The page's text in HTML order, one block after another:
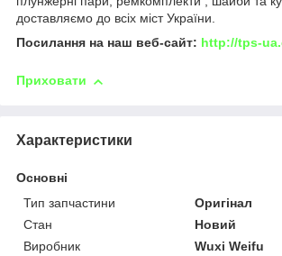
доставляємо до всіх міст України.
Посилання на наш веб-сайт: http://tps-
Приховати
Характеристики
Основні
Тип запчастини
Оригінал
Стан
Новий
Виробник
Wuxi Weifu